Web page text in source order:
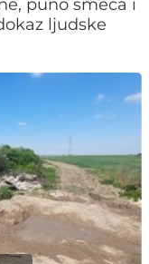
puno smeća i
ljudske